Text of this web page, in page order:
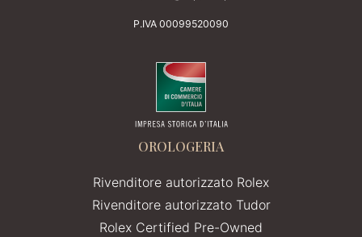
P.IVA 00099520090
OROLOGERIA
Rivenditore autorizzato Rolex
Rivenditore autorizzato Tudor
Rolex Certified Pre-Owned